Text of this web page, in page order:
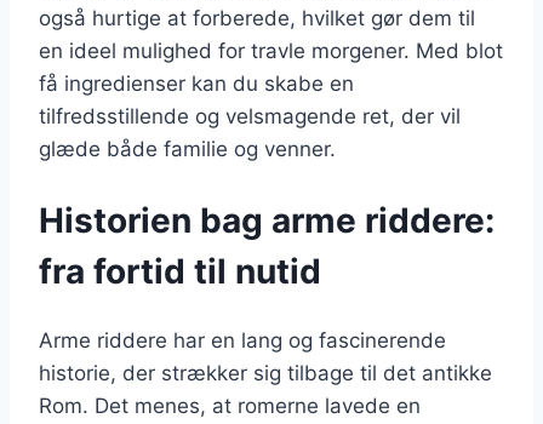
også hurtige at forberede, hvilket gør dem til
en ideel mulighed for travle morgener. Med blot
få ingredienser kan du skabe en
tilfredsstillende og velsmagende ret, der vil
glæde både familie og venner.
Historien bag arme riddere:
fra fortid til nutid
Arme riddere har en lang og fascinerende
historie, der strækker sig tilbage til det antikke
Rom. Det menes, at romerne lavede en